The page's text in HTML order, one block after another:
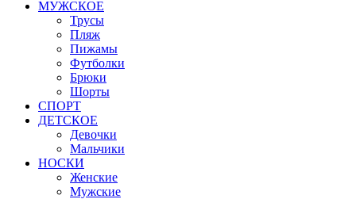
МУЖСКОЕ
Трусы
Пляж
Пижамы
Футболки
Брюки
Шорты
СПОРТ
ДЕТСКОЕ
Девочки
Мальчики
НОСКИ
Женские
Мужские